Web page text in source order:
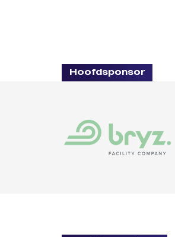
Hoofdsponsor